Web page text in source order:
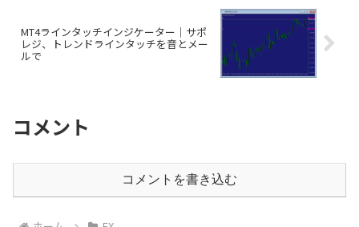
MT4ラインタッチインジケーター｜サポ
レジ、トレンドラインタッチを音とメー
ルで
コメント
コメントを書き込む